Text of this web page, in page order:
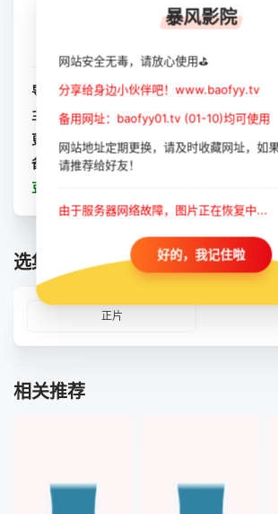
立即播放
导演： 未知
主演： 未知
更新： 2025-10-13
备注： 正片
豆瓣：
选集播放
正片
相关推荐
暴风影院
网站安全无毒，请放心使用⛳
分享给身边小伙伴吧！www.baofyy.tv
备用网址：baofyy01.tv (01-10)均可使用
网站地址定期更换，请及时收藏网址，如果
请推荐给好友！
由于服务器网络故障，图片正在恢复中...
好的，我记住啦